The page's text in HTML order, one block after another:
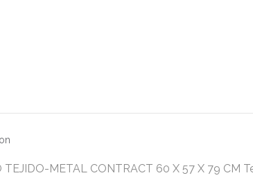
TEJIDO-METAL CONTRACT 60 X 57 X 79 CM